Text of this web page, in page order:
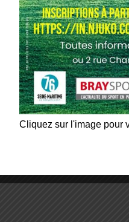
Cliquez sur l'image pour